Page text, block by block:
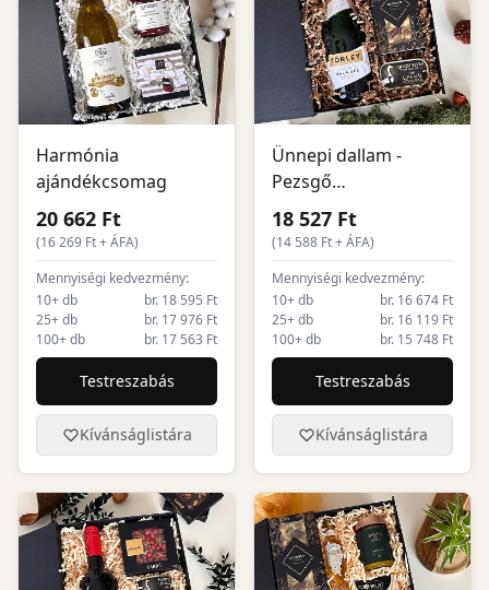
Harmónia
ajándékcsomag
20 662 Ft
(16 269 Ft + ÁFA)
Mennyiségi kedvezmény:
10+ db
br. 18 595 Ft
25+ db
br. 17 976 Ft
100+ db
br. 17 563 Ft
Testreszabás
Kívánságlistára
Ünnepi dallam -
Pezsgő
ajándékcsomag
18 527 Ft
(14 588 Ft + ÁFA)
Mennyiségi kedvezmény:
10+ db
br. 16 674 Ft
25+ db
br. 16 119 Ft
100+ db
br. 15 748 Ft
Testreszabás
Kívánságlistára